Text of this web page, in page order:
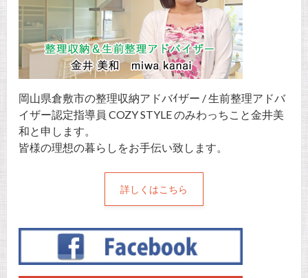
岡山県倉敷市の整理収納アドバｲザー / 生前整理アドバ
イザー認定指導員 COZY STYLE のみわっちこと金井美
和と申します。
皆様の理想の暮らしをお手伝い致します。
詳しくはこちら